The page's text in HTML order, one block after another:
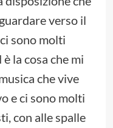
verso il
sono molti
la cosa che mi
che vive
e ci sono molti
con alle spalle